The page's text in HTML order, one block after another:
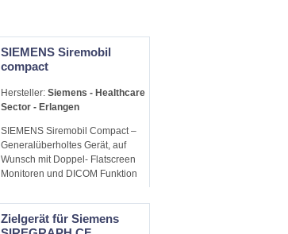
SIEMENS Siremobil
compact
Hersteller: Siemens - Healthcare
Sector - Erlangen
SIEMENS Siremobil Compact –
Generalüberholtes Gerät, auf
Wunsch mit Doppel- Flatscreen
Monitoren und DICOM Funktion
Zielgerät für Siemens